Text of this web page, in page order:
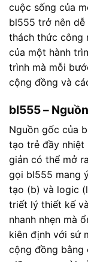
cuộc sống của
bl555 trở nên
thách thức công
của một hành
trình mà mỗi
cộng đồng và
bl555 –
Nguồn gốc của
tạo trẻ đầy nhiệt
giản có thể mở
gọi bl555 mang
tạo (b) và logic
triết lý thiết kế
nhanh nhẹn mà
kiên định với sứ
cộng đồng bằng